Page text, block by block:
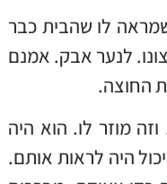
לו שהבית כבר
לנער אבק. אמנם
החוצה.
מוזר לו. הוא היה
היה לראות אותם.